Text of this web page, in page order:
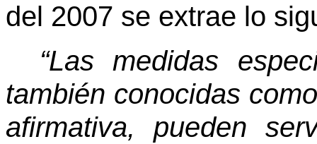
del 2007 se extrae lo
“Las medidas
también conocidas
afirmativa, pueden